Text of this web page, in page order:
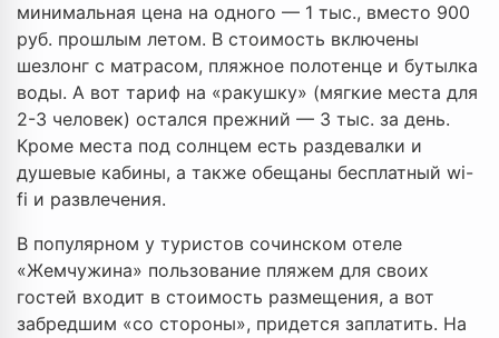
минимальная цена на одного — 1 тыс., вместо 900
руб. прошлым летом. В стоимость включены
шезлонг с матрасом, пляжное полотенце и бутылка
воды. А вот тариф на «ракушку» (мягкие места для
2-3 человек) остался прежний — 3 тыс. за день.
Кроме места под солнцем есть раздевалки и
душевые кабины, а также обещаны бесплатный wi-
fi и развлечения.
В популярном у туристов сочинском отеле
«Жемчужина» пользование пляжем для своих
гостей входит в стоимость размещения, а вот
забредшим «со стороны», придется заплатить. На